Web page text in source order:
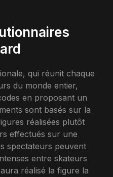
qui réunit chaque
du monde entier,
en proposant un
sont basés sur la
réalisées plutôt
effectués sur une
spectateurs peuvent
entre skateurs
réalisé la figure la